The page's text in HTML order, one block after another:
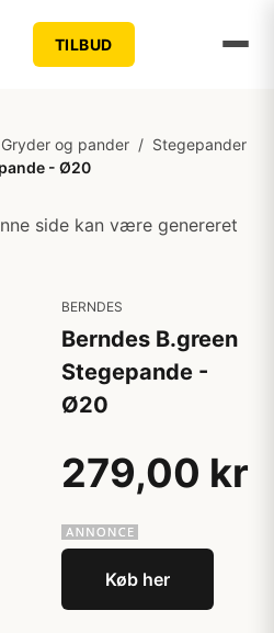
TILBUD
Gryder og pander / Stegepander
- Ø20
side kan være genereret
BERNDES
Berndes B.green
Stegepande -
Ø20
279,00 kr
Køb her